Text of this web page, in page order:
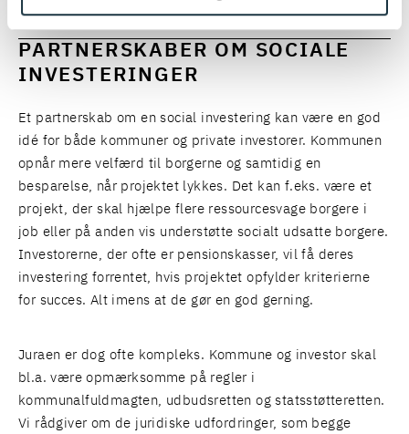
PARTNERSKABER OM SOCIALE
INVESTERINGER
Et partnerskab om en social investering kan være en god
idé for både kommuner og private investorer. Kommunen
opnår mere velfærd til borgerne og samtidig en
besparelse, når projektet lykkes. Det kan f.eks. være et
projekt, der skal hjælpe flere ressourcesvage borgere i
job eller på anden vis understøtte socialt udsatte borgere.
Investorerne, der ofte er pensionskasser, vil få deres
investering forrentet, hvis projektet opfylder kriterierne
for succes. Alt imens at de gør en god gerning.
Juraen er dog ofte kompleks. Kommune og investor skal
bl.a. være opmærksomme på regler i
kommunalfuldmagten, udbudsretten ogstatsstøtteretten.
Vi rådgiver om de juridiske udfordringer, som begge